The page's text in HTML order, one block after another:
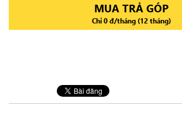
MUA TRẢ GÓP
Chỉ 0 đ/tháng (12 tháng)